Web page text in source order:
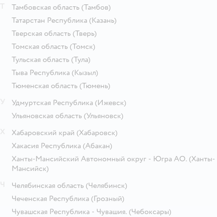
Тамбовская область (Тамбов)
Татарстан Республика (Казань)
Тверская область (Тверь)
Томская область (Томск)
Тульская область (Тула)
Тыва Республика (Кызыл)
Тюменская область (Тюмень)
Удмуртская Республика (Ижевск)
Ульяновская область (Ульяновск)
Хабаровский край (Хабаровск)
Хакасия Республика (Абакан)
Ханты-Мансийский Автономный округ - Югра АО. (Ханты-
Мансийск)
Челябинская область (Челябинск)
Чеченская Республика (Грозный)
Чувашская Республика - Чувашия. (Чебоксары)